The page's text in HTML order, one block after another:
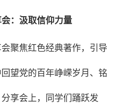
：汲取信仰力量
聚焦红色经典著作，引导
望党的百年峥嵘岁月、铭
享会上，同学们踊跃发